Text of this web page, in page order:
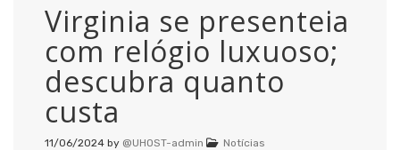
Virginia se presenteia
com relógio luxuoso;
descubra quanto
custa
11/06/2024 by @UHOST-admin Notícias